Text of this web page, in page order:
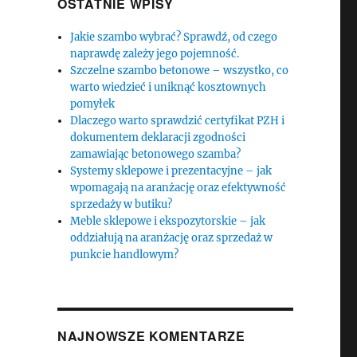
Jakie szambo wybrać? Sprawdź, od czego
naprawdę zależy jego pojemność.
Szczelne szambo betonowe – wszystko, co
warto wiedzieć i uniknąć kosztownych
pomyłek
Dlaczego warto sprawdzić certyfikat PZH i
dokumentem deklaracji zgodności
zamawiając betonowego szamba?
Systemy sklepowe i prezentacyjne – jak
wpomagają na aranżację oraz efektywność
sprzedaży w butiku?
Meble sklepowe i ekspozytorskie – jak
oddziałują na aranżację oraz sprzedaż w
punkcie handlowym?
NAJNOWSZE KOMENTARZE